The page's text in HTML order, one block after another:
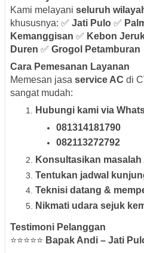
Kami melayani seluruh
khususnya: ✅ Jati Pulo ✅
Kemanggisan ✅ Kebon
Duren ✅ Grogol Petamburan
Cara Pemesanan Layanan
Memesan jasa service AC di
sangat mudah:
Hubungi kami via
081314181790
082113272792
Konsultasikan masalah
Tentukan jadwal
Teknisi datang &
Nikmati udara sejuk
Testimoni Pelanggan
⭐⭐⭐⭐⭐ Bapak Andi – Jati